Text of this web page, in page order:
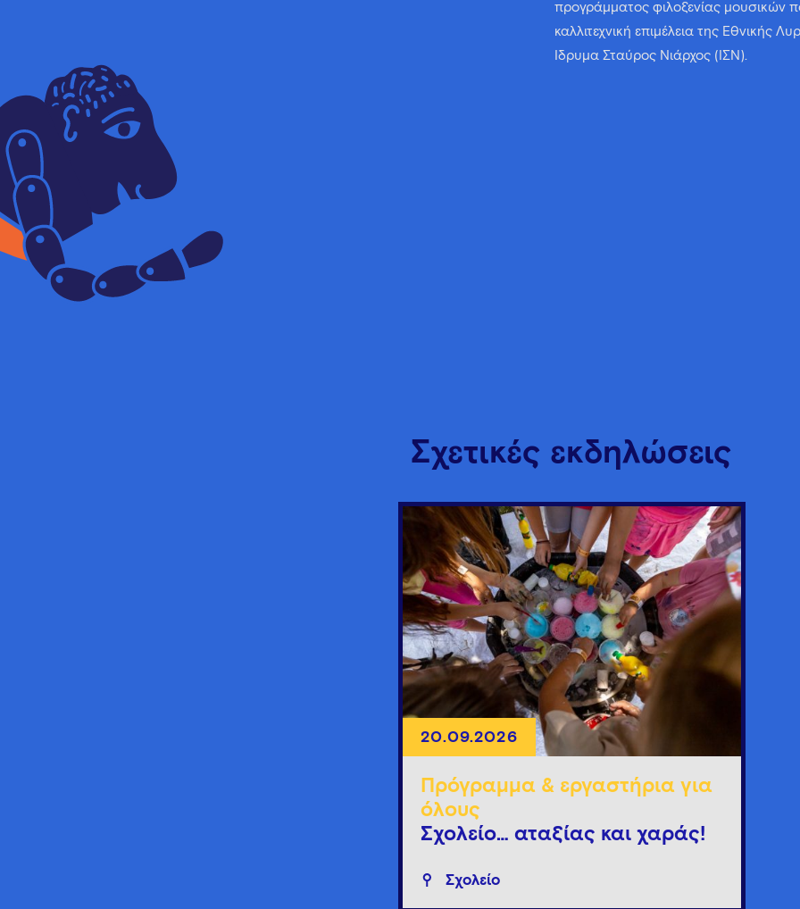
προγράμματος φιλοξενίας μουσικών
καλλιτεχνική επιμέλεια της Εθνικής
Ίδρυμα Σταύρος Νιάρχος (ΙΣΝ).
Σχετικές εκδηλώσεις
20.09.2026
Πρόγραμμα & εργαστήρια για
όλους
Σχολείο… αταξίας και χαράς!
Σχολείο